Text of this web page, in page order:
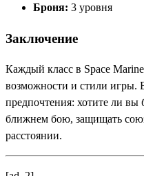
Броня: 3 уровня​
Заключение
Каждый класс в Space
возможности и стили игры.
предпочтения: хотите ли вы
ближнем бою, защищать
расстоянии.